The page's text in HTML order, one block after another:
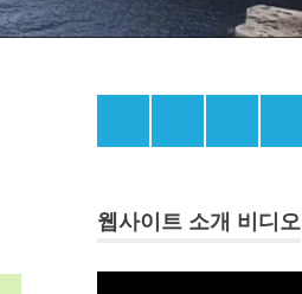
웹사이트 소개 비디오